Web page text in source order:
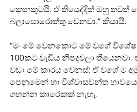
කෙනකුටයි. ඒ තියෙද්දිත් ඔහු තවත්
බලාපොරොත්තු වෙනවා.” කියායි.
”මං මේ වෙනකොට මේ වගේ
100කට වැඩිය නිපදවලා
වඩා මේ කාරය වෙනස්; ඒ වගේ ම
පෙනුමෙන් හා විශ්වාසවන්ත
ගහන්න කාරෙකක් නැහැ.